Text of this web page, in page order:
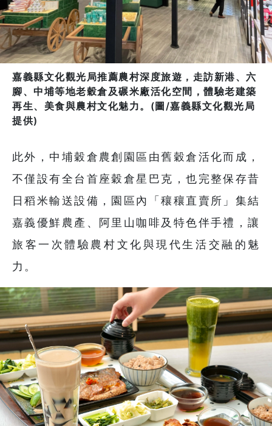
嘉義縣文化觀光局推薦農村深度旅遊，走訪新港、六
腳、中埔等地老穀倉及碾米廠活化空間，體驗老建築
再生、美食與農村文化魅力。(圖/嘉義縣文化觀光局
提供)
此外，中埔穀倉農創園區由舊穀倉活化而成，
不僅設有全台首座穀倉星巴克，也完整保存昔
日稻米輸送設備，園區內「穰穰直賣所」集結
嘉義優鮮農產、阿里山咖啡及特色伴手禮，讓
旅客一次體驗農村文化與現代生活交融的魅
力。